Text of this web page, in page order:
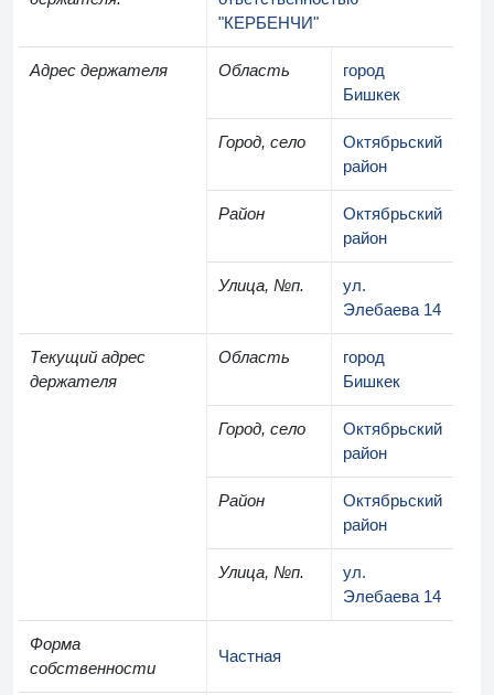
"КЕРБЕНЧИ"
Адрес держателя Область
город
Бишкек
Город, село
Октябрьский
район
Район
Октябрьский
район
Улица, №п.
ул.
Элебаева 14
Текущий адрес
держателя
Область
город
Бишкек
Город, село
Октябрьский
район
Район
Октябрьский
район
Улица, №п.
ул.
Элебаева 14
Форма
собственности
Частная